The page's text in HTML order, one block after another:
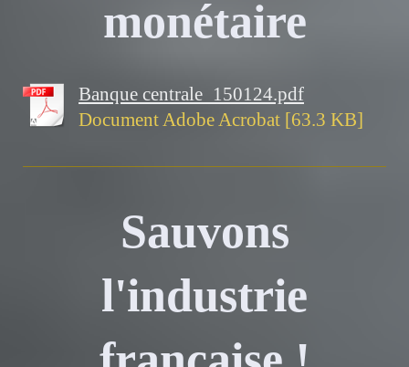
monétaire
Banque centrale_150124.pdf
Document Adobe Acrobat [63.3 KB]
Sauvons
l'industrie